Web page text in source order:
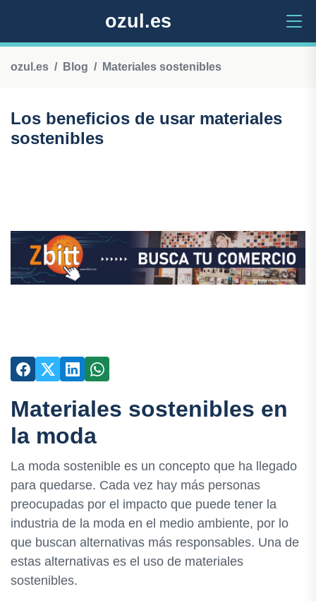
ozul.es
ozul.es Blog Materiales sostenibles
Los beneficios de usar materiales
sostenibles
Materiales sostenibles en
la moda
La moda sostenible es un concepto que ha llegado
para quedarse. Cada vez hay más personas
preocupadas por el impacto que puede tener la
industria de la moda en el medio ambiente, por lo
que buscan alternativas más responsables. Una de
estas alternativas es el uso de materiales
sostenibles.